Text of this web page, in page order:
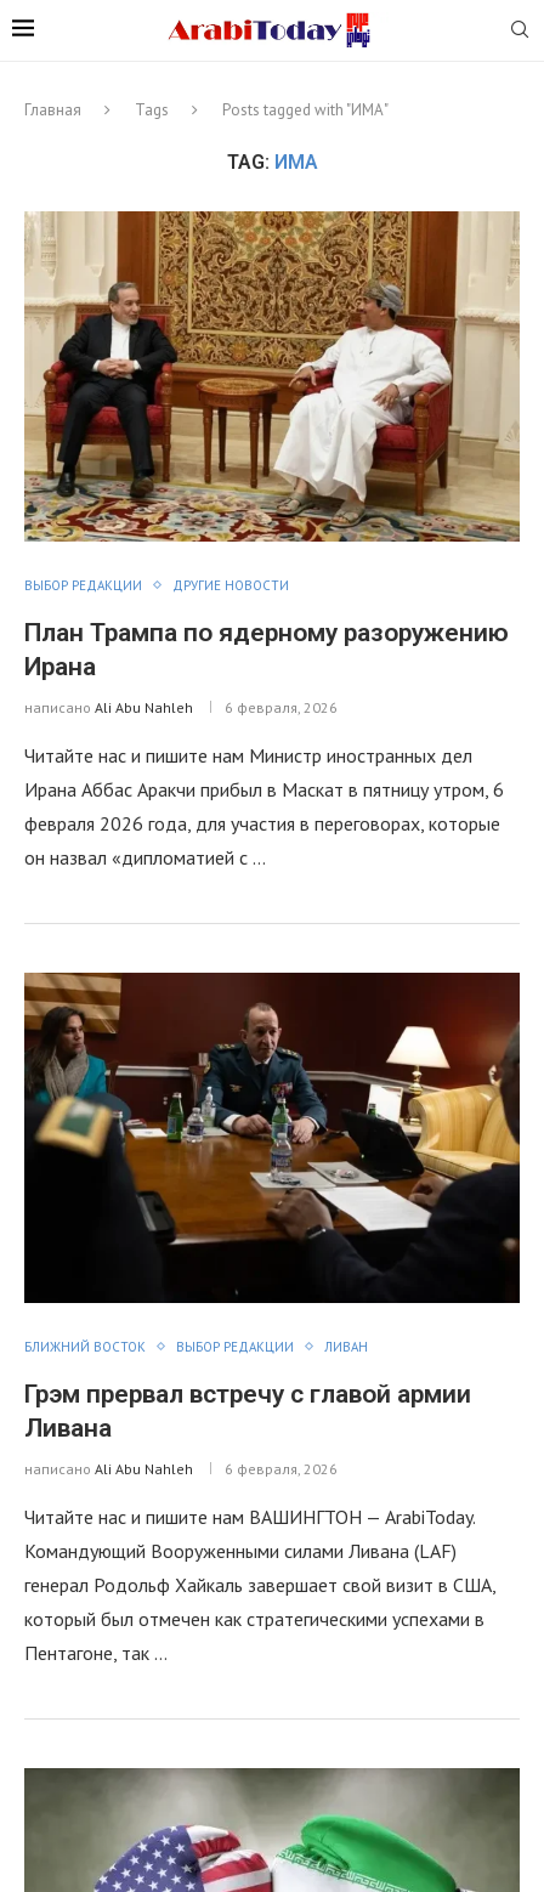
Главная Tags Posts tagged with "ИМА"
TAG: ИМА
ВЫБОР РЕДАКЦИИ ДРУГИЕ НОВОСТИ
План Трампа по ядерному разоружению
Ирана
написано Ali Abu Nahleh 6 февраля, 2026
Читайте нас и пишите нам Mинистр иностранных дел
Ирана Аббас Аракчи прибыл в Маскат в пятницу утром, 6
февраля 2026 года, для участия в переговорах, которые
он назвал «дипломатией с …
БЛИЖНИЙ ВОСТОК ВЫБОР РЕДАКЦИИ ЛИВАН
Грэм прервал встречу с главой армии
Ливана
написано Ali Abu Nahleh 6 февраля, 2026
Читайте нас и пишите нам ВАШИНГТОН — ArabiToday.
Командующий Вооруженными силами Ливана (LAF)
генерал Родольф Хайкаль завершает свой визит в США,
который был отмечен как стратегическими успехами в
Пентагоне, так …